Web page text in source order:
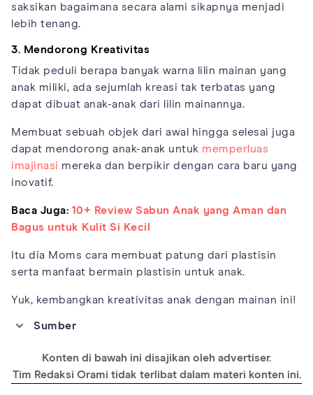
saksikan bagaimana secara alami sikapnya menjadi
lebih tenang.
3. Mendorong Kreativitas
Tidak peduli berapa banyak warna lilin mainan yang
anak miliki, ada sejumlah kreasi tak terbatas yang
dapat dibuat anak-anak dari lilin mainannya.
Membuat sebuah objek dari awal hingga selesai juga
dapat mendorong anak-anak untuk memperluas
imajinasi mereka dan berpikir dengan cara baru yang
inovatif.
Baca Juga: 10+ Review Sabun Anak yang Aman dan
Bagus untuk Kulit Si Kecil
Itu dia Moms cara membuat patung dari plastisin
serta manfaat bermain plastisin untuk anak.
Yuk, kembangkan kreativitas anak dengan mainan ini!
Sumber
5UsqQLCNk&ab_channel=GaleriDIY
https://www.youtube.com/watch?v=-
taMzNBTWMc&ab_channel=GaleriDIY
Konten di bawah ini disajikan oleh advertiser.
Tim Redaksi Orami tidak terlibat dalam materi konten ini.